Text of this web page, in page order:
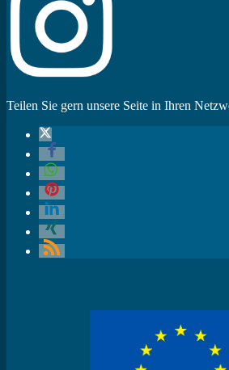
Teilen Sie gern unsere Seite in Ihren